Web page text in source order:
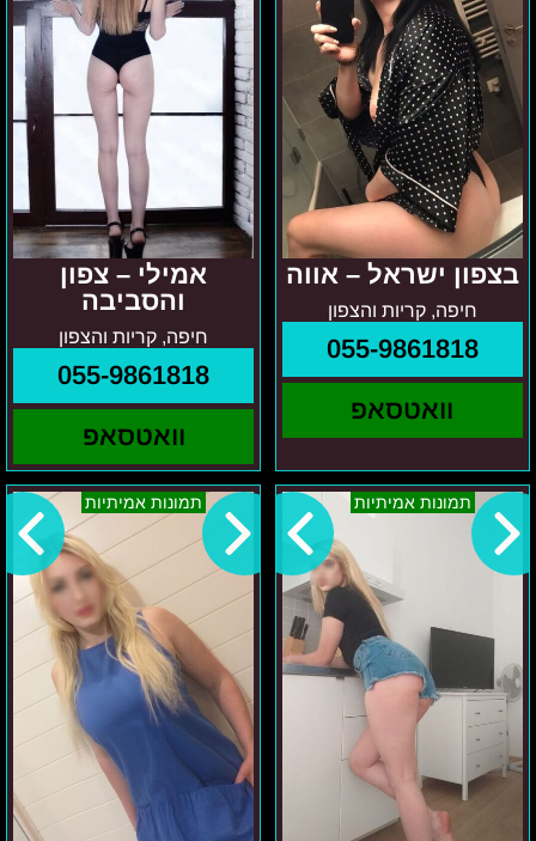
בצפון ישראל – אווה
חיפה, קריות והצפון
055-9861818
וואטסאפ
אמילי – צפון
והסביבה
חיפה, קריות והצפון
055-9861818
וואטסאפ
תמונות אמיתיות
אזור
הצפון
תמונות אמיתיות
רנה-
אזור
הצפון